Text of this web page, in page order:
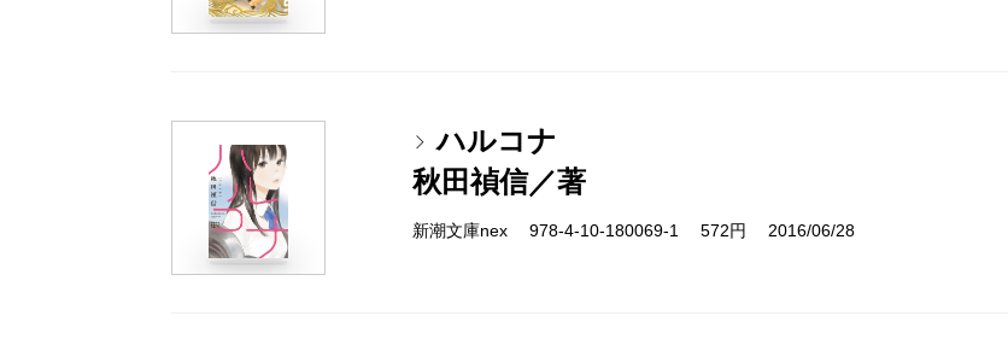
ハルコナ
秋田禎信／著
新潮文庫nex 978-4-10-180069-1 572円 2016/06/28